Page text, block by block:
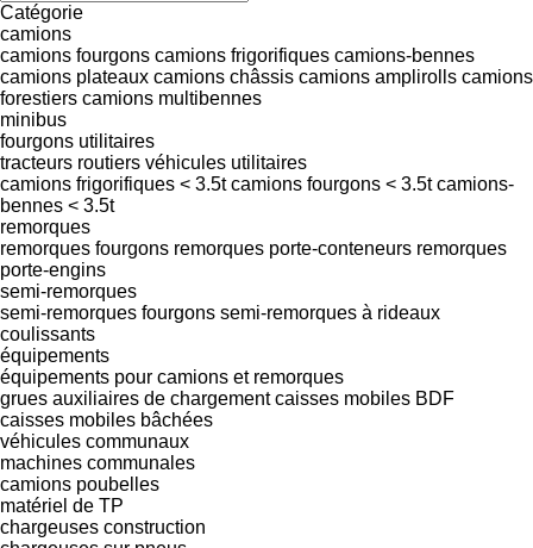
Catégorie
camions
camions fourgons camions frigorifiques camions-bennes
camions plateaux camions châssis camions amplirolls camions
forestiers camions multibennes
minibus
fourgons utilitaires
tracteurs routiers véhicules utilitaires
camions frigorifiques < 3.5t camions fourgons < 3.5t camions-
bennes < 3.5t
remorques
remorques fourgons remorques porte-conteneurs remorques
porte-engins
semi-remorques
semi-remorques fourgons semi-remorques à rideaux
coulissants
équipements
équipements pour camions et remorques
grues auxiliaires de chargement caisses mobiles BDF
caisses mobiles bâchées
véhicules communaux
machines communales
camions poubelles
matériel de TP
chargeuses construction